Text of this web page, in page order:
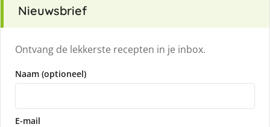
Nieuwsbrief
Ontvang de lekkerste recepten in je inbox.
Naam (optioneel)
E-mail